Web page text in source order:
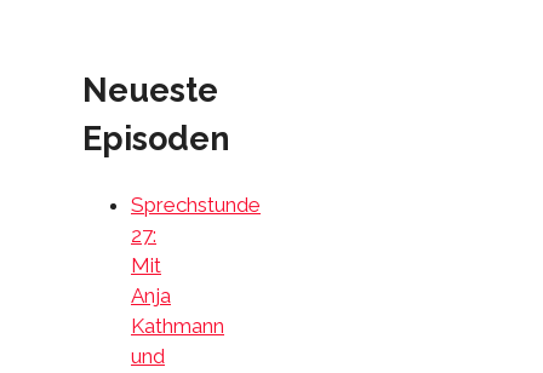
Neueste
Episoden
Sprechstunde
27:
Mit
Anja
Kathmann
und